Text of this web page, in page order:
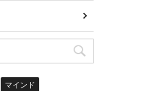
マインド